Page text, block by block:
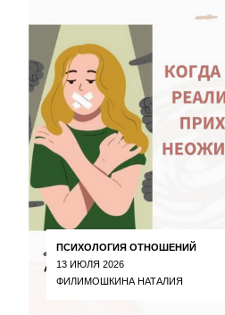
ПСИХОЛОГИЯ ОТНОШЕНИЙ
13 ИЮЛЯ 2026
ФИЛИМОШКИНА НАТАЛИЯ